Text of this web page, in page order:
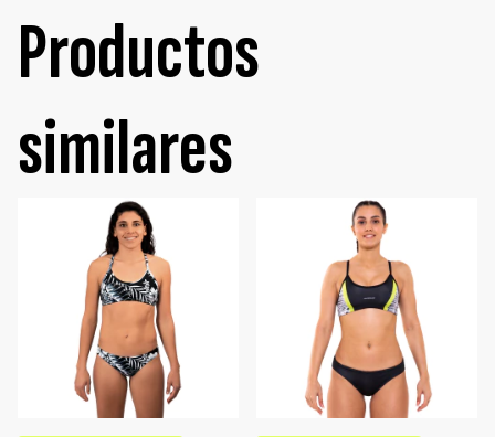
Productos
similares